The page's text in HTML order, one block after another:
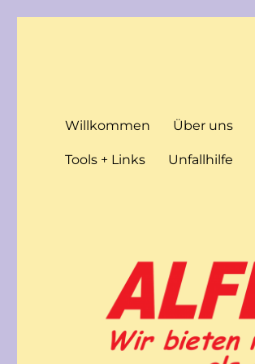
Willkommen Über uns
Tools + Links Unfallhilfe